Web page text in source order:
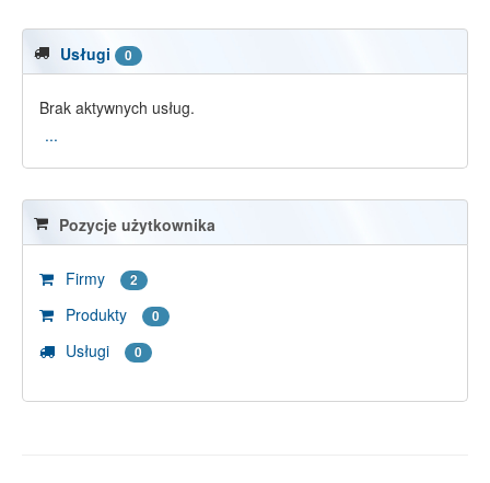
Usługi 0
Brak aktywnych usług.
...
Pozycje użytkownika
Firmy 2
Produkty 0
Usługi 0